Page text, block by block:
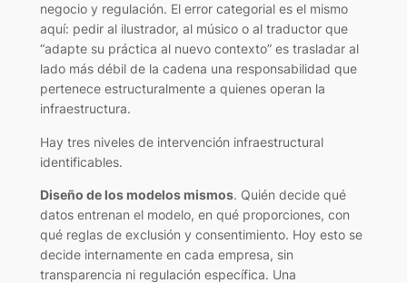
negocio y regulación. El error categorial es el mismo
aquí: pedir al ilustrador, al músico o al traductor que
“adapte su práctica al nuevo contexto” es trasladar al
lado más débil de la cadena una responsabilidad que
pertenece estructuralmente a quienes operan la
infraestructura.
Hay tres niveles de intervención infraestructural
identificables.
Diseño de los modelos mismos. Quién decide qué
datos entrenan el modelo, en qué proporciones, con
qué reglas de exclusión y consentimiento. Hoy esto se
decide internamente en cada empresa, sin
transparencia ni regulación específica. Una